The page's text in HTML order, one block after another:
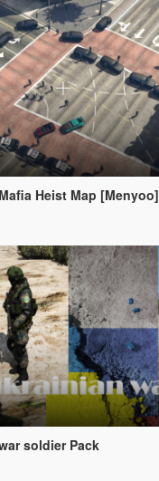
Heist Map [Menyoo]
soldier Pack